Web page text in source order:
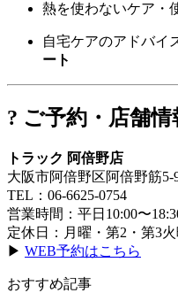
熱を使わないケア・
自宅ケアのアドバイ
ート
? ご予約・店舗情
トラック 阿倍野店
大阪市阿倍野区阿倍野筋5-
TEL：06-6625-0754
営業時間：平日10:00〜
定休日：月曜・第2・第3火
▶ WEB予約はこちら
おすすめ記事